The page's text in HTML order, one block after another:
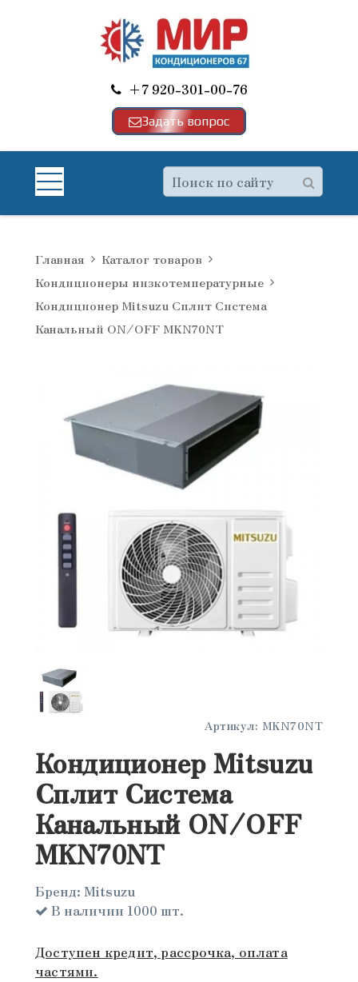
+7 920-301-00-76
Задать вопрос
Главная
Каталог товаров
Кондиционеры низкотемпературные
Кондиционер Mitsuzu Сплит Система
Канальный ON/OFF MKN70NT
Артикул: MKN70NT
Кондиционер Mitsuzu
Сплит Система
Канальный ON/OFF
MKN70NT
Бренд: Mitsuzu
В наличии 1000 шт.
Доступен кредит, рассрочка, оплата
частями.